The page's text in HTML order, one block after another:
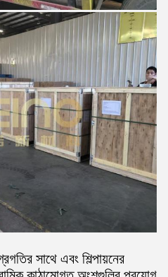
সাথে এবং শিল্পায়নের